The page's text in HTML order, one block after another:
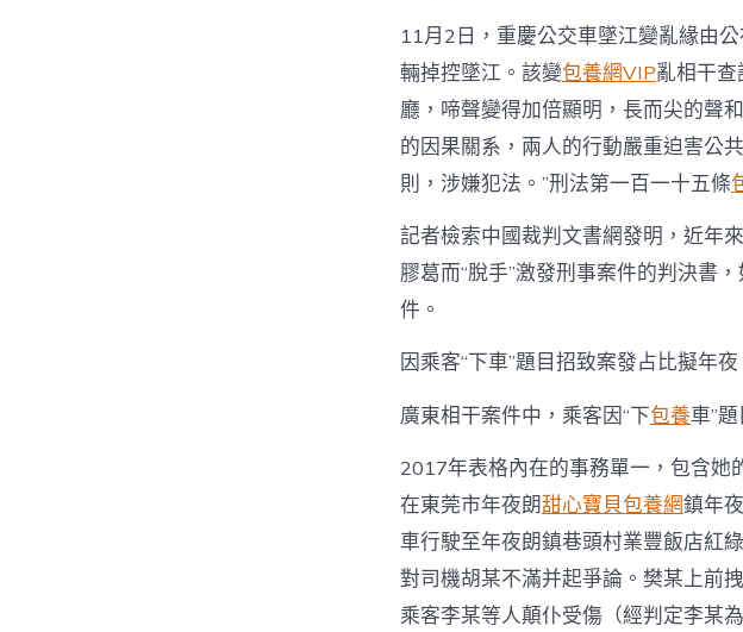
11月2日，重慶公交車墜江變亂緣由
輛掉控墜江。該變包養網VIP亂相干
廳，啼聲變得加倍顯明，長而尖的聲
的因果關系，兩人的行動嚴重迫害公
則，涉嫌犯法。”刑法第一百一十五條
記者檢索中國裁判文書網發明，近年
膠葛而“脫手”激發刑事案件的判決書
件。
因乘客“下車”題目招致案發占比擬年夜
廣東相干案件中，乘客因“下包養車”
2017年表格內在的事務單一，包含
在東莞市年夜朗甜心寶貝包養網鎮年
車行駛至年夜朗鎮巷頭村業豐飯店紅
對司機胡某不滿并起爭論。樊某上前
乘客李某等人顛仆受傷（經判定李某